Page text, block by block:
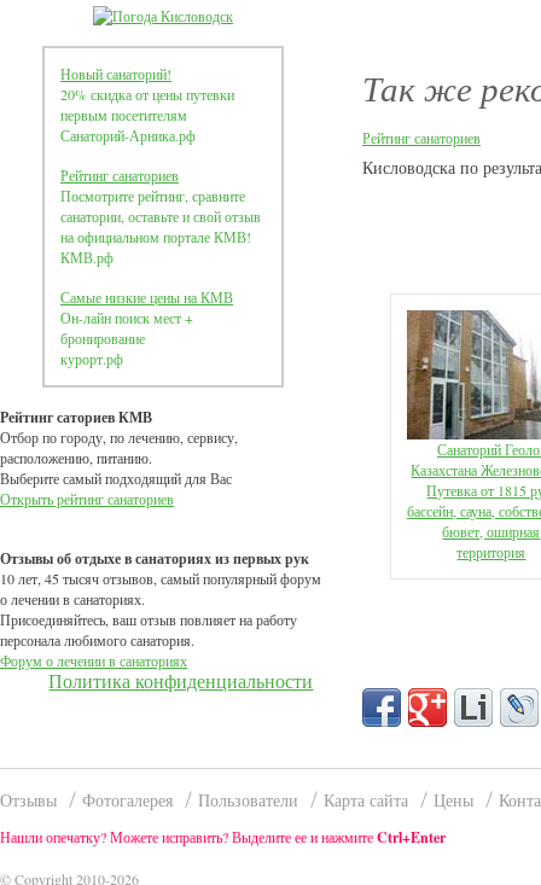
Новый санаторий!
20% скидка от цены путевки
первым посетителям
Санаторий-Арника.рф
Рейтинг санаториев
Посмотрите рейтинг, сравните
санатории, оставьте и свой отзыв
на официальном портале КМВ!
КМВ.рф
Самые низкие цены на КМВ
Он-лайн поиск мест +
бронирование
курорт.рф
Рейтинг саториев КМВ
Отбор по городу, по лечению, сервису,
расположению, питанию.
Выберите самый подходящий для Вас
Открыть рейтинг санаториев
Отзывы об отдыхе в санаториях из первых рук
10 лет, 45 тысяч отзывов, самый популярный форум
о лечении в санаториях.
Присоединяйтесь, ваш отзыв повлияет на работу
персонала любимого санатория.
Форум о лечении в санаториях
Так же
Рейтинг санаториев
Кисловодска по
Санаторий
Казахстана
Путевка от 1815
бассейн, сауна,
бювет, оширная
территория
Отзывы Фотогалерея Пользователи Карта сайта Цены
Нашли опечатку? Можете исправить? Выделите ее и нажмитеCtrl+Enter
© Copyright 2010-2026
Политика конфиденциальности